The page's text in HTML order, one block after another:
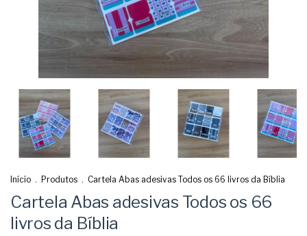
Início . Produtos . Cartela Abas adesivas Todos os 66 livros da Bíblia
Cartela Abas adesivas Todos os 66
livros da Bíblia